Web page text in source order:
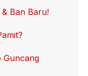
Ban Baru!
Guncang